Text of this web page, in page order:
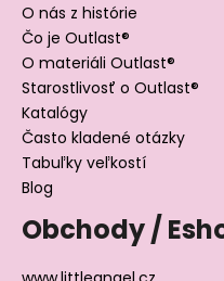
O nás z histórie
Čo je Outlast®
O materiáli Outlast®
Starostlivosť o Outlast®
Katalógy
Často kladené otázky
Tabuľky veľkostí
Blog
Obchody /